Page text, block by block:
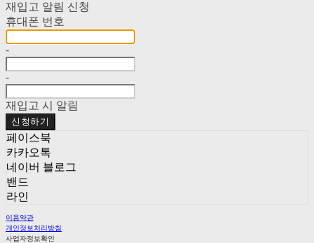
재입고 알림 신청
휴대폰 번호
-
-
재입고 시 알림
신청하기
페이스북
카카오톡
네이버 블로그
밴드
라인
이용약관
개인정보처리방침
사업자정보확인